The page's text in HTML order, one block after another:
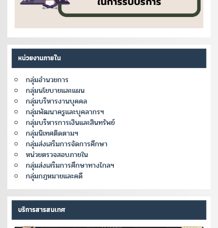
หน่วยงานภายใน
กลุ่มอำนวยการ
กลุ่มนโยบายและแผน
กลุ่มบริหารงานบุคคล
กลุ่มพัฒนาครูและบุคลากรฯ
กลุ่มบริหารการเงินและสินทรัพย์
กลุ่มนิเทศติดตามฯ
กลุ่มส่งเสริมการจัดการศึกษา
หน่วยตรวจสอบภายใน
กลุ่มส่งเสริมการศึกษาทางไกลฯ
กลุ่มกฎหมายและคดี
บริการสารสนเทศ